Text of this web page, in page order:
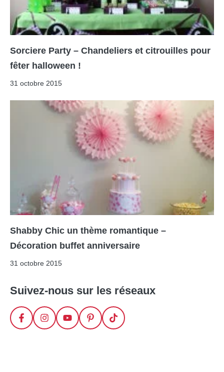
Sorciere Party – Chandeliers et citrouilles pour
fêter halloween !
31 octobre 2015
Shabby Chic un thème romantique –
Décoration buffet anniversaire
31 octobre 2015
Suivez-nous sur les réseaux